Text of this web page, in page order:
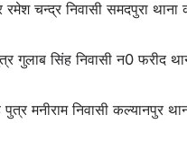
चन्द्र निवासी समदपुरा थाना
गुलाब सिंह निवासी न0 फरीद
मनीराम निवासी कल्यानपुर